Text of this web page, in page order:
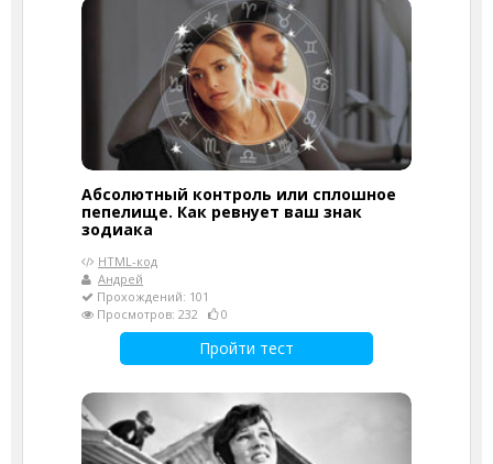
Абсолютный контроль или сплошное
пепелище. Как ревнует ваш знак
зодиака
HTML-код
Андрей
Прохождений: 101
Просмотров: 232
0
Пройти тест